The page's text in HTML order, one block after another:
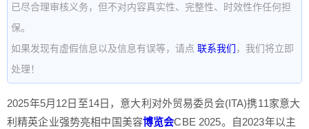
已尽合理审核义务，但不对内容真实性、完整性、时效性作任何担
保。
如果发现有虚假信息以及信息有误等，请点 联系我们 ，我们将立即
处理！
2025年5月12日至14日，意大利对外贸易委员会(ITA)携11家意大
利精英企业强势亮相中国美容博览会CBE 2025。自2023年以主